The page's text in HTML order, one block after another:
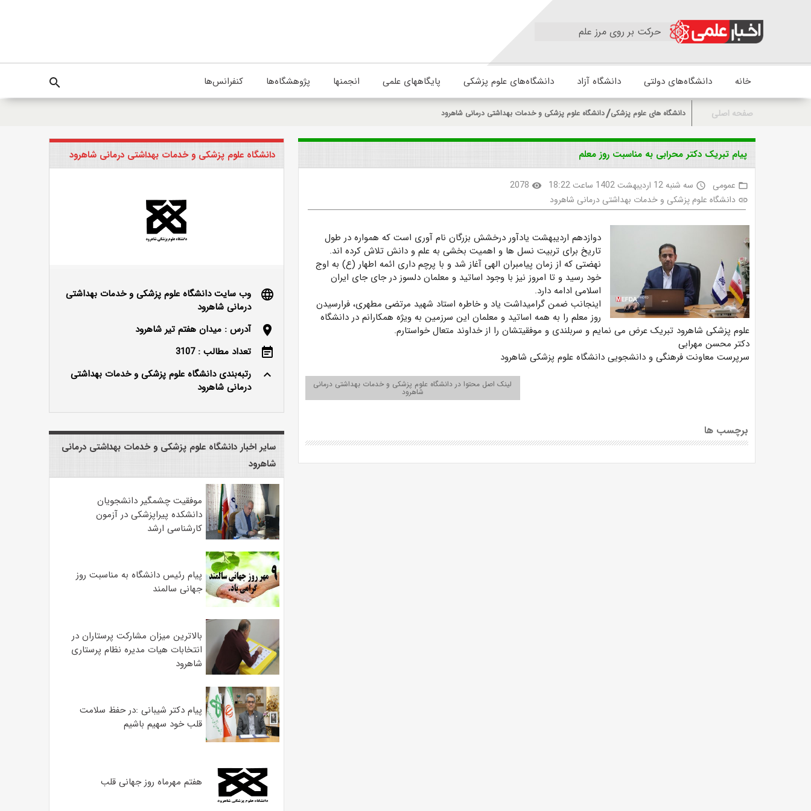
حرکت بر روی مرز علم
خانه دانشگاه‌های دولتی دانشگاه آزاد دانشگاه‌های علوم پزشکی پایگاههای علمی انجمنها پژوهشگاه‌ها کنفرانس‌ها search
صفحه اصلی دانشگاه های علوم پزشکی دانشگاه علوم پزشکی و خدمات بهداشتی درمانی شاهرود
پیام تبریک دکتر محرابی به مناسبت روز معلم
folder_open عمومی access_time سه شنبه 12 اردیبهشت 1402 ساعت 18:22 visibility
2078
link دانشگاه علوم پزشکی و خدمات بهداشتی درمانی شاهرود
دوازدهم اردیبهشت یادآور درخشش بزرگان نام آوری است که همواره در طول
تاریخ برای تربیت نسل ها و اهمیت بخشی به علم و دانش تلاش کرده اند.
نهضتی که از زمان پیامبران الهی آغاز شد و با پرچم داری ائمه اطهار (ع) به اوج
خود رسید و تا امروز نیز با وجود اساتید و معلمان دلسوز در جای جای ایران
اسلامی ادامه دارد.
اینجانب ضمن گرامیداشت یاد و خاطره استاد شهید مرتضی مطهری، فرارسیدن
روز معلم را به همه اساتید و معلمان این سرزمین به ویژه همکارانم در دانشگاه
علوم پزشکی شاهرود تبریک عرض می نمایم و سربلندی و موفقیتشان را از خداوند متعال خواستارم.
دکتر محسن مهرابی
سرپرست معاونت فرهنگی و دانشجویی دانشگاه علوم پزشکی شاهرود
لینک اصل محتوا در دانشگاه علوم پزشکی و خدمات بهداشتی درمانی
شاهرود
برچسب ها
دانشگاه علوم پزشکی و خدمات بهداشتی درمانی شاهرود
language
وب سایت دانشگاه علوم پزشکی و خدمات بهداشتی
درمانی شاهرود
location_on
آدرس : میدان هفتم تیر شاهرود
event_note
تعداد مطالب : 3107
keyboard_arrow_up
رتبه‌بندی دانشگاه علوم پزشکی و خدمات بهداشتی
درمانی شاهرود
سایر اخبار دانشگاه علوم پزشکی و خدمات بهداشتی درمانی
شاهرود
موفقیت چشمگیر دانشجویان
دانشکده پیراپزشکی در آزمون
کارشناسی ارشد
پیام رئیس دانشگاه به مناسبت روز
جهانی سالمند
بالاترین میزان مشارکت پرستاران در
انتخابات هیات مدیره نظام پرستاری
شاهرود
پیام دکتر شیبانی :در حفظ سلامت
قلب خود سهیم باشیم
هفتم مهرماه روز جهانی قلب